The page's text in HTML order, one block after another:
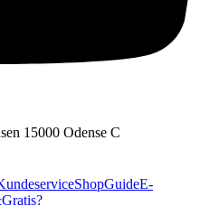
1 5000 Odense C
ShopGuideE-